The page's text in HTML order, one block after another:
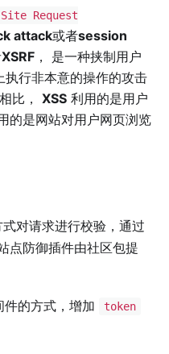
Request
attack或者session
XSRF ， 是一种挟制用户
行非本意的操作的攻击
比， XSS利用的是用户
的是网站对用户网页浏览
式对请求进行校验，通过
点防御插件由社区包提
的方式，增加 token